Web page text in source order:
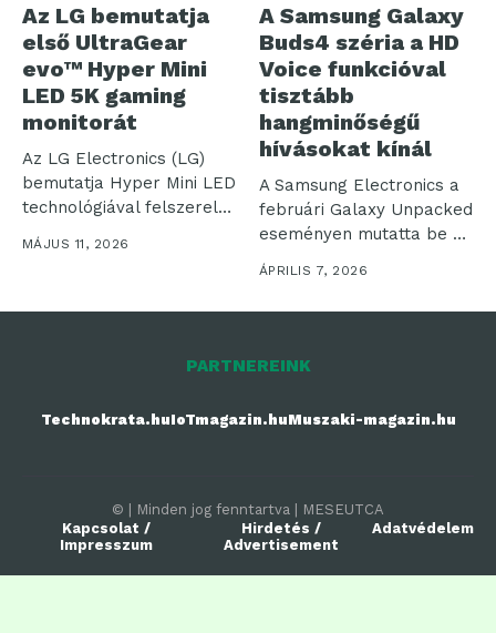
Az LG bemutatja
első UltraGear
evo™ Hyper Mini
LED 5K gaming
monitorát
Az LG Electronics (LG)
bemutatja Hyper Mini LED
technológiával felszerelt,
MÁJUS 11, 2026
A Samsung Galaxy
Buds4 széria a HD
Voice funkcióval
tisztább
hangminőségű
hívásokat kínál
A Samsung Electronics a
februári Galaxy Unpacked
eseményen mutatta be az
ÁPRILIS 7, 2026
PARTNEREINK
Technokrata.huIoTmagazin.huMuszaki-magazin.hu
© | Minden jog fenntartva | MESEUTCA
Kapcsolat /
Impresszum
Hirdetés /
Advertisement
Adatvédelem